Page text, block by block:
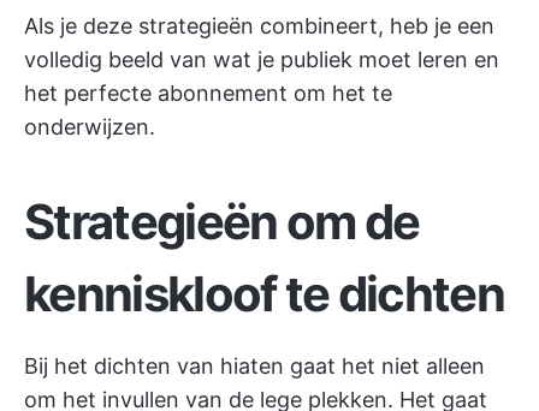
Als je deze strategieën combineert, heb je een
volledig beeld van wat je publiek moet leren en
het perfecte abonnement om het te
onderwijzen.
Strategieën om de
kenniskloof te dichten
Bij het dichten van hiaten gaat het niet alleen
om het invullen van de lege plekken. Het gaat